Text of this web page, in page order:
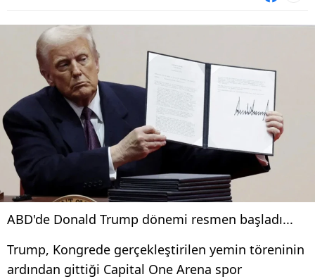
ABD'de Donald Trump dönemi resmen başladı...
Trump, Kongrede gerçekleştirilen yemin töreninin
ardından gittiği Capital One Arena spor